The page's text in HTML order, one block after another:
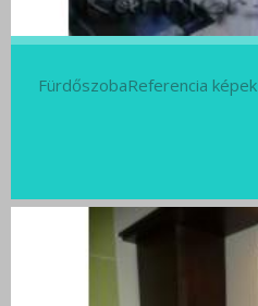
FürdőszobaReferencia képek